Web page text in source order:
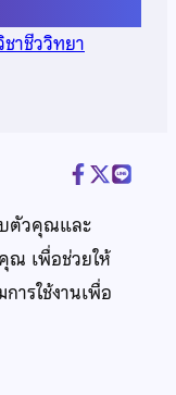
าชีววิทยา
บตัวคุณและ
ณ เพื่อช่วยให้
ารใช้งานเพื่อ